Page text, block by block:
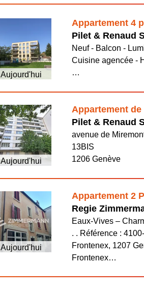
Appartement 4
Aujourd'hui
Pilet & Renaud
Neuf - Balcon -
Cuisine agencée -
…
Appartement
Aujourd'hui
Pilet & Renaud
avenue de
13BIS
1206 Genève
Appartement 2
Aujourd'hui
Regie
Eaux-Vives –
. . Référence :
Frontenex, 1207
Frontenex…